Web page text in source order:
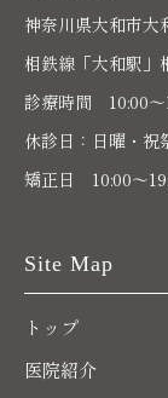
神奈川県大和市大
相鉄線「大和駅」
診療時間 10:00〜
休診日：日曜・祝
矯正日 10:00～
Site Map
トップ
医院紹介